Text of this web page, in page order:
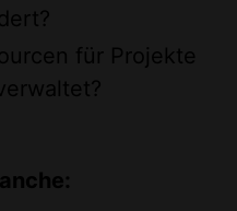
für Projekte